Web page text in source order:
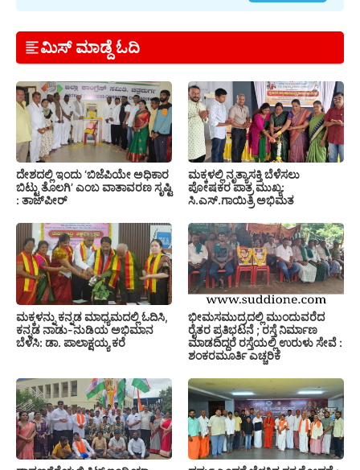
ಮಿಸ್ ಮಾಡ್ದೆ ಓದಿ
ದೇಶದಲ್ಲಿ ಇಂದು ‘ಬಿಜೆಪಿಯೇ ಅಧಿಕಾರ
ಬಿಟ್ಟು ತೊಲಗಿ’ ಎಂಬ ವಾತಾವರಣ ಸೃಷ್ಟಿ
: ತಾಜ್‌ಪೀರ್
ಮಕ್ಕಳಲ್ಲಿ ನೃತ್ಯಾಸಕ್ತಿ ಬೆಳೆಸಲು
ಪೋಷಕರ ಪಾತ್ರ ಮುಖ್ಯ:
ಸಿ.ಎಸ್.ಗಾಯಿತ್ರಿ ಅಭಿಮತ
ಮಕ್ಕಳನ್ನು ಕನ್ನಡ ಮಾಧ್ಯಮದಲ್ಲಿ ಓದಿಸಿ,
ಕನ್ನಡ ನಾಡು-ನುಡಿಯ ಅಭಿಮಾನ
ಬೆಳೆಸಿ: ಡಾ. ಪಾಲಾಕ್ಷಯ್ಯ ಕರೆ
ಭೀಮಸಮುದ್ರದಲ್ಲಿ ಮುಂದುವರೆದ
ರೈತರ ಪ್ರತಿಭಟನೆ ; ರಸ್ತೆ ನಿರ್ಮಾಣ
ಮಾಡದಿದ್ದರೆ ರಸ್ತೆಯಲ್ಲಿ ಉರುಳು ಸೇವೆ :
ಶಂಕರಮೂರ್ತಿ ಎಚ್ಚರಿಕೆ